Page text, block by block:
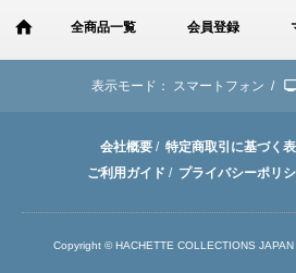
全商品一覧 会員登録
表示モード： スマートフォン /
会社概要 / 特定商取引に基づく
ご利用ガイド / プライバシーポリ
Copyright © HACHETTE COLLECTIONS